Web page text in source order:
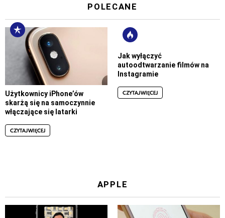
POLECANE
Użytkownicy iPhone’ów
skarżą się na samoczynnie
włączające się latarki
CZYTAJ WIĘCEJ
Jak wyłączyć
autoodtwarzanie filmów na
Instagramie
CZYTAJ WIĘCEJ
APPLE